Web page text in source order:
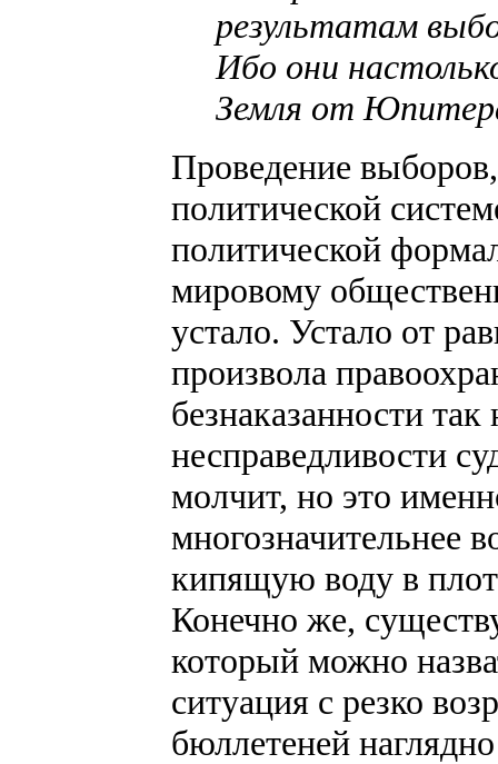
результатам
Ибо они
Земля от
Проведение
политической
политической
мировому
устало. Устало от
произвола
безнаказанности
несправедливости
молчит, но это
многозначительнее
кипящую воду в
Конечно же,
который можно
ситуация с резко
бюллетеней